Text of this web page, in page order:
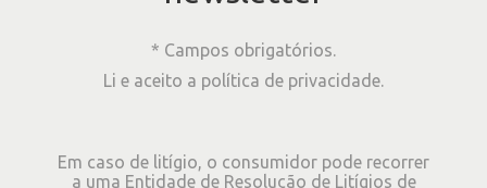
* Campos obrigatórios.
Li e aceito a política de privacidade.
Em caso de litígio, o consumidor pode recorrer
a uma Entidade de Resolução de Litígios de